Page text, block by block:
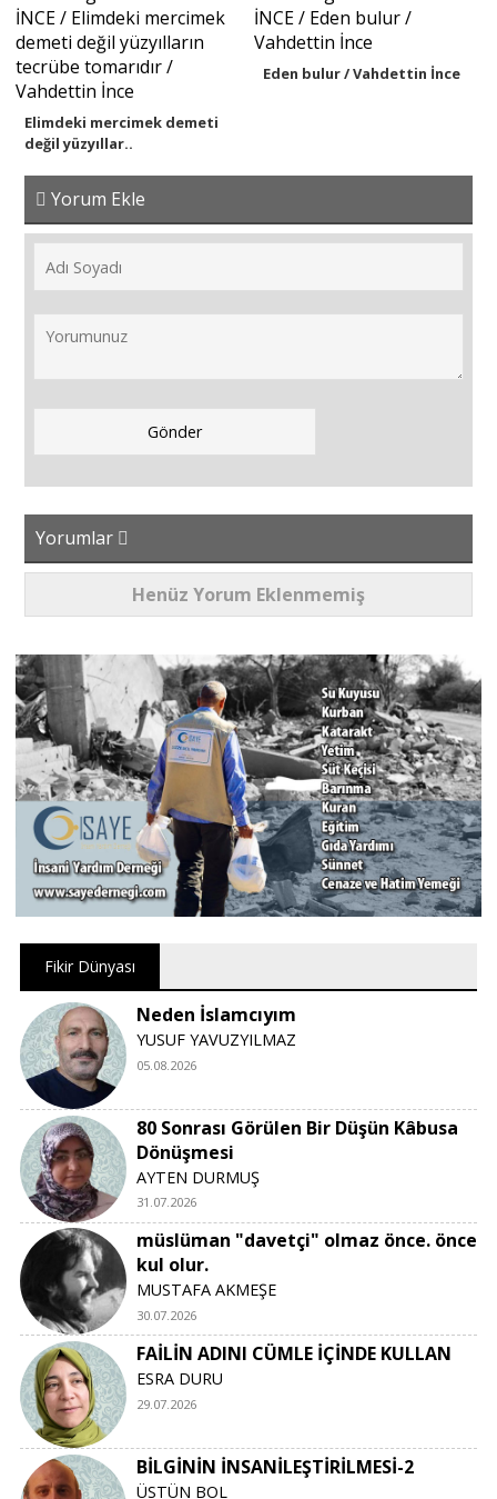
Elimdeki mercimek demeti
değil yüzyıllar..
Eden bulur / Vahdettin İnce
Yorum Ekle
Yorumlar
Henüz Yorum Eklenmemiş
Fikir Dünyası
Neden İslamcıyım
YUSUF YAVUZYILMAZ
05.08.2026
80 Sonrası Görülen Bir Düşün Kâbusa
Dönüşmesi
AYTEN DURMUŞ
31.07.2026
müslüman "davetçi" olmaz önce. önce
kul olur.
MUSTAFA AKMEŞE
30.07.2026
FAİLİN ADINI CÜMLE İÇİNDE KULLAN
ESRA DURU
29.07.2026
BİLGİNİN İNSANİLEŞTİRİLMESİ-2
ÜSTÜN BOL